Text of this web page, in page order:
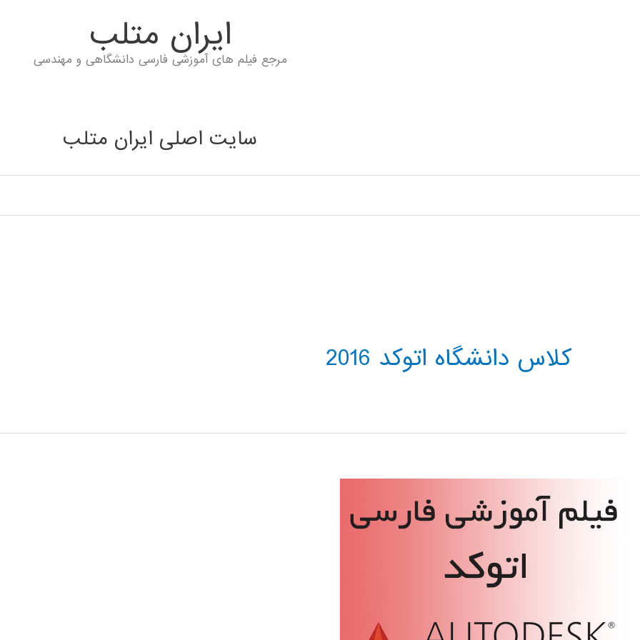
ايران متلب
مرجع فیلم های آموزشی فارسی دانشگاهی و مهندسی
سایت اصلی ایران متلب
کلاس دانشگاه اتوکد 2016